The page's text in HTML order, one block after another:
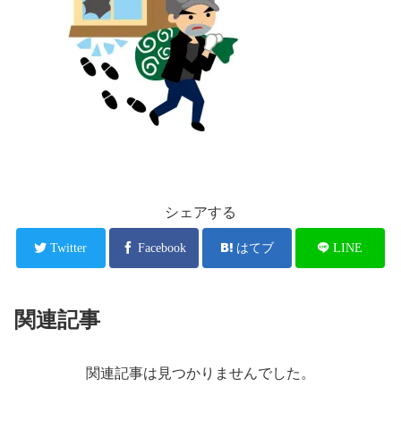
シェアする
Twitter Facebook はてブ LINE
関連記事
関連記事は見つかりませんでした。